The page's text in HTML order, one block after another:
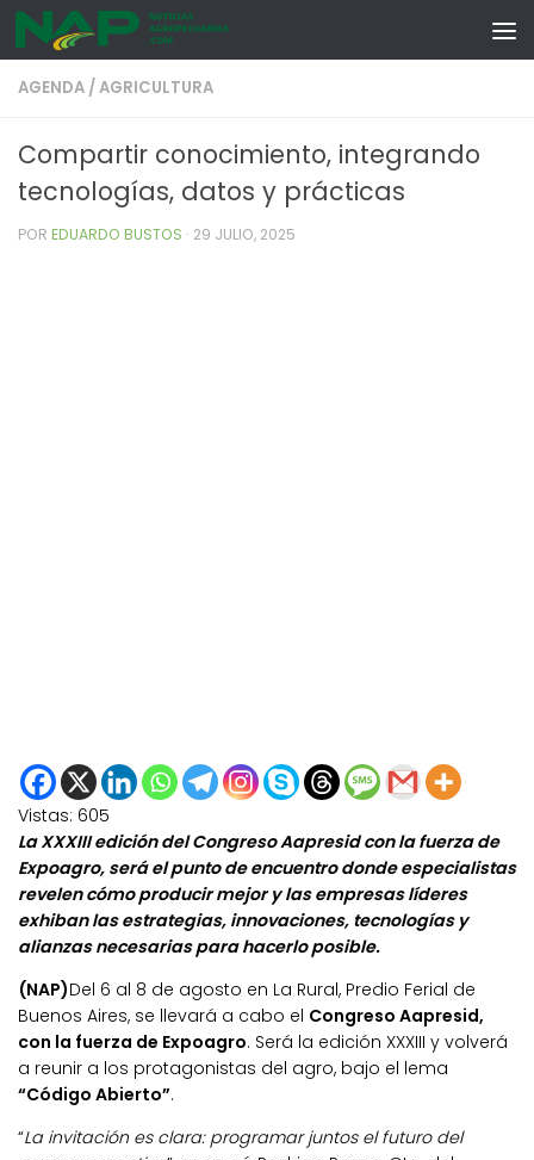
Skip to content
AGENDA /AGRICULTURA
Compartir conocimiento, integrando
tecnologías, datos y prácticas
POR EDUARDO BUSTOS · 29 JULIO, 2025
Vistas: 605
La XXXIII edición del Congreso Aapresid con la fuerza de
Expoagro, será el punto de encuentro donde especialistas
revelen cómo producir mejor y las empresas líderes
exhiban las estrategias, innovaciones, tecnologías y
alianzas necesarias para hacerlo posible.
(NAP)Del 6 al 8 de agosto en La Rural, Predio Ferial de
Buenos Aires, se llevará a cabo el Congreso Aapresid,
con la fuerza de Expoagro. Será la edición XXXIII y volverá
a reunir a los protagonistas del agro, bajo el lema
“Código Abierto”.
“La invitación es clara: programar juntos el futuro del